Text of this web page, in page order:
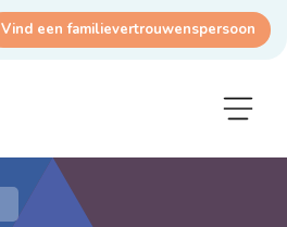
Vind een familie­vertrouwens­persoon